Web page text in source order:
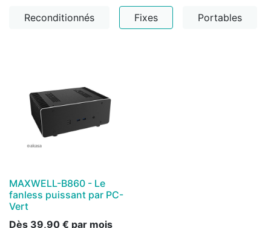
Reconditionnés Fixes Portables
MAXWELL-B860 - Le
fanless puissant par PC-
Vert
Dès 39,90 € par mois